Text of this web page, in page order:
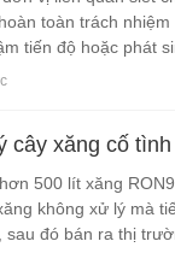
toàn trách
tiến độ hoặc phát
cây xăng cố
500 lít xăng
không xử lý mà
đó bán ra thị